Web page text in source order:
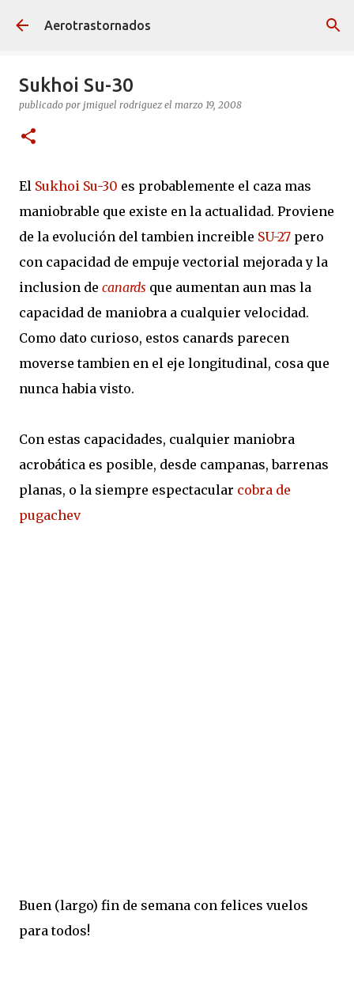
Ir al contenido principal
Aerotrastornados
Sukhoi Su-30
publicado por jmiguel rodriguez el marzo 19, 2008
El Sukhoi Su-30 es probablemente el caza mas
maniobrable que existe en la actualidad. Proviene
de la evolución del tambien increible SU-27 pero
con capacidad de empuje vectorial mejorada y la
inclusion de canards que aumentan aun mas la
capacidad de maniobra a cualquier velocidad.
Como dato curioso, estos canards parecen
moverse tambien en el eje longitudinal, cosa que
nunca habia visto.
Con estas capacidades, cualquier maniobra
acrobática es posible, desde campanas, barrenas
planas, o la siempre espectacular cobra de
pugachev
Buen (largo) fin de semana con felices vuelos
para todos!